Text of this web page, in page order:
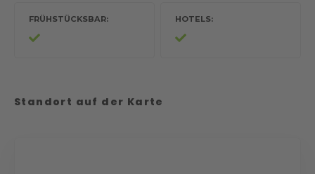
FRÜHSTÜCKSBAR HOTELS
Standort auf der Karte